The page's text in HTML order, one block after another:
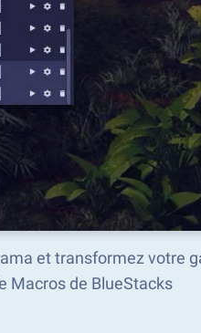
et transformez votre
Macros de BlueStacks